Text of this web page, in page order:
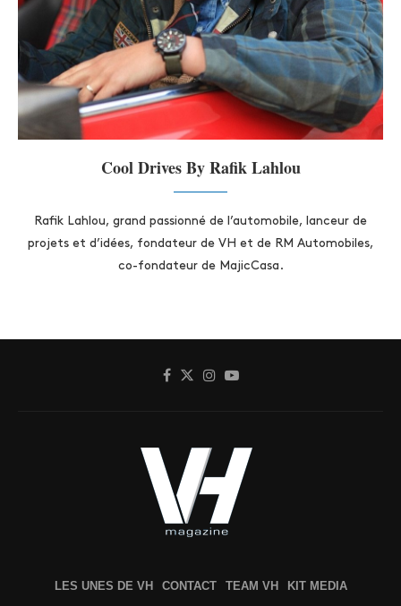
Cool Drives By Rafik Lahlou
Rafik Lahlou, grand passionné de l’automobile, lanceur de
projets et d’idées, fondateur de VH et de RM Automobiles,
co-fondateur de MajicCasa.
LES UNES DE VH CONTACT TEAM VH KIT MEDIA